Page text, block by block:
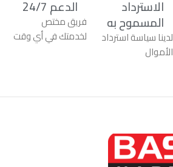
الاسترداد
المسموح به
لدينا سياسة استرداد
الأموال
الدعم 24/7
فريق مختص
لخدمتك في أي وقت